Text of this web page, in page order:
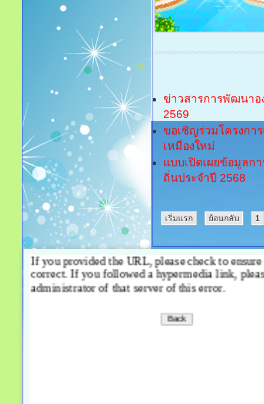
ข่าวสารการพัฒนาอ
2569
ขอเชิญร่วมโครงกา
เหมืองใหม่
แบบเปิดเผยข้อมูลก
ถิ่นประจำปี 2568
เริ่มแรก ย้อนกลับ 1